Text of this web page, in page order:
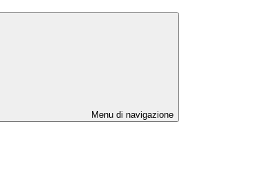
Menu di navigazione